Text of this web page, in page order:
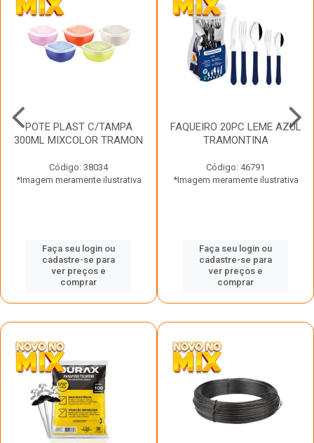
POTE PLAST C/TAMPA
300ML MIXCOLOR TRAMON
Código: 38034
*Imagem meramente ilustrativa
Faça seu login ou
cadastre-se para
ver preços e
comprar
FAQUEIRO 20PC LEME AZUL
TRAMONTINA
Código: 46791
*Imagem meramente ilustrativa
Faça seu login ou
cadastre-se para
ver preços e
comprar